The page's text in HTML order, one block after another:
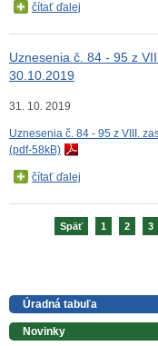
čítať ďalej
Uznesenia č. 84 - 95 z
30.10.2019
31. 10. 2019
Uznesenia č. 84 - 95 z VIII.
(pdf-58kB)
čítať ďalej
Späť 1 2 3
Úradná tabuľa
Novinky